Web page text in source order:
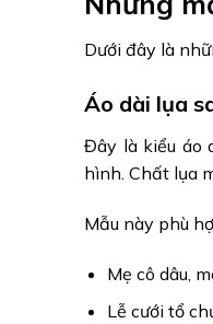
Dưới đây là
Áo dài lụa
Đây là kiểu áo
hình. Chất lụa
Mẫu này phù
Mẹ cô dâu,
Lễ cưới tổ